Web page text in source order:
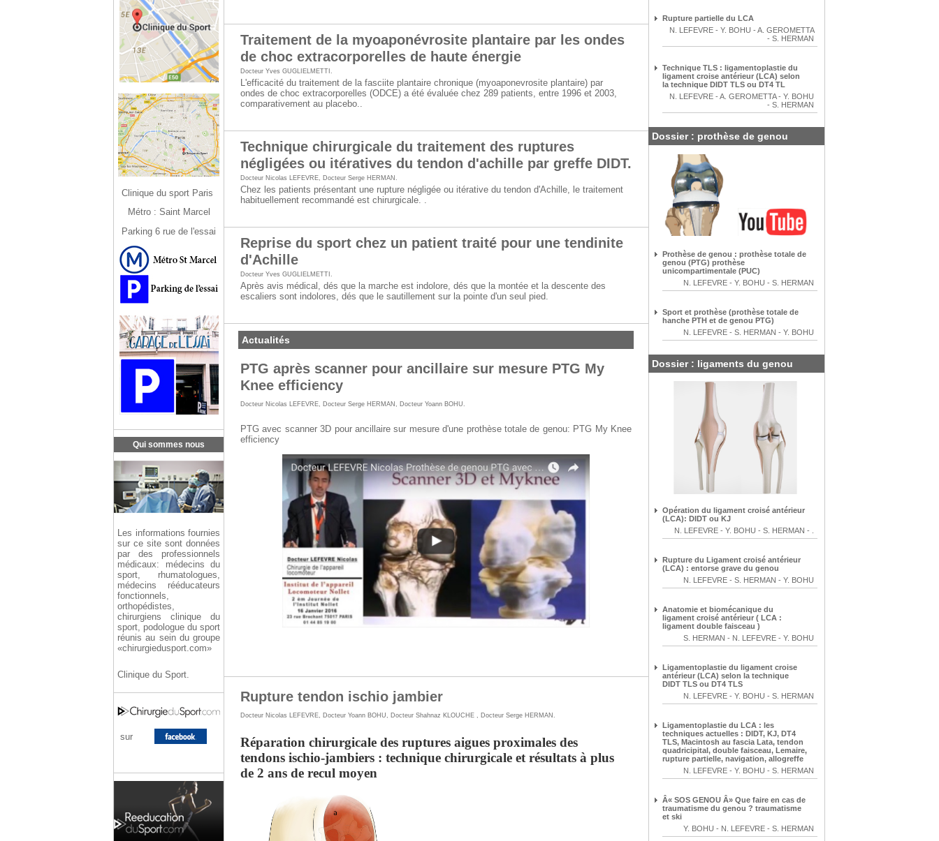
Clinique du sport Paris
Métro : Saint Marcel
Parking 6 rue de l'essai
Qui sommes nous
Les informations fournies
sur ce site sont données
par des professionnels
médicaux: médecins du
sport, rhumatologues,
médecins rééducateurs
fonctionnels,
orthopédistes,
chirurgiens clinique du
sport, podologue du sport
réunis au sein du groupe
«chirurgiedusport.com»
Clinique du Sport.
sur
Traitement de la myoaponévrosite plantaire par les ondes
de choc extracorporelles de haute énergie
Docteur Yves GUGLIELMETTI
L'efficacité du traitement de la fasciite plantaire chronique (myoaponevrosite plantaire) par
ondes de choc extracorporelles (ODCE) a été évaluée chez 289 patients, entre 1996 et 2003,
comparativement au placebo..
Technique chirurgicale du traitement des ruptures
négligées ou itératives du tendon d'achille par greffe DIDT.
Docteur Nicolas LEFEVRE Docteur Serge HERMAN
Chez les patients présentant une rupture négligée ou itérative du tendon d'Achille, le traitement
habituellement recommandé est chirurgicale. .
Reprise du sport chez un patient traité pour une tendinite
d'Achille
Docteur Yves GUGLIELMETTI
Après avis médical, dés que la marche est indolore, dés que la montée et la descente des
escaliers sont indolores, dés que le sautillement sur la pointe d'un seul pied.
Actualités
PTG après scanner pour ancillaire sur mesure PTG My
Knee efficiency
Docteur Nicolas LEFEVRE Docteur Serge HERMAN Docteur Yoann BOHU
PTG avec scanner 3D pour ancillaire sur mesure d'une prothèse totale de genou: PTG My Knee
efficiency
Rupture tendon ischio jambier
Docteur Nicolas LEFEVRE Docteur Yoann BOHU Docteur Shahnaz KLOUCHE Docteur Serge HERMAN
Réparation chirurgicale des ruptures aigues proximales des
tendons ischio-jambiers : technique chirurgicale et résultats à plus
de 2 ans de recul moyen
Rupture partielle du LCA
N. LEFEVRE - Y. BOHU - A. GEROMETTA
- S. HERMAN
Technique TLS : ligamentoplastie du
ligament croise antérieur (LCA) selon
la technique DIDT TLS ou DT4 TL
N. LEFEVRE - A. GEROMETTA- Y. BOHU
- S. HERMAN
Dossier : prothèse de genou
Prothèse de genou : prothèse totale de
genou (PTG) prothèse
unicompartimentale (PUC)
N. LEFEVRE - Y. BOHU - S. HERMAN
Sport et prothèse (prothèse totale de
hanche PTH et de genou PTG)
N. LEFEVRE - S. HERMAN - Y. BOHU
Dossier : ligaments du genou
Opération du ligament croisé antérieur
(LCA): DIDT ou KJ
N. LEFEVRE - Y. BOHU - S. HERMAN -
Rupture du Ligament croisé antérieur
(LCA) : entorse grave du genou
N. LEFEVRE - S. HERMAN - Y. BOHU
Anatomie et biomécanique du
ligament croisé antérieur ( LCA :
ligament double faisceau )
S. HERMAN - N. LEFEVRE - Y. BOHU
Ligamentoplastie du ligament croise
antérieur (LCA) selon la technique
DIDT TLS ou DT4 TLS
N. LEFEVRE - Y. BOHU - S. HERMAN
Ligamentoplastie du LCA : les
techniques actuelles : DIDT, KJ, DT4
TLS, Macintosh au fascia Lata, tendon
quadricipital, double faisceau, Lemaire,
rupture partielle, navigation, allogreffe
N. LEFEVRE - Y. BOHU - S. HERMAN
Â« SOS GENOU Â» Que faire en cas de
traumatisme du genou ? traumatisme
et ski
Y. BOHU - N. LEFEVRE - S. HERMAN